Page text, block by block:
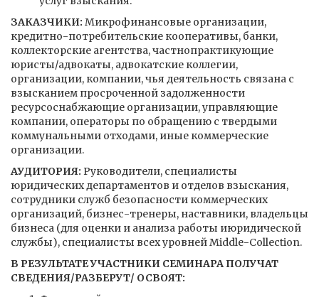
ЗАКАЗЧИКИ: Микрофинансовые организации,
кредитно-потребительские кооперативы, банки,
коллекторские агентства, частнопрактикующие
юристы/адвокаты, адвокатские коллегии,
организации, компании, чья деятельность связана с
взысканием просроченной задолженности
ресурсоснабжающие организации, управляющие
компании, операторы по обращению с твердыми
коммунальными отходами, иные коммерческие
организации.
АУДИТОРИЯ: Руководители, специалисты
юридических департаментов и отделов взыскания,
сотрудники служб безопасности коммерческих
организаций, бизнес-тренеры, наставники, владельцы
бизнеса (для оценки и анализа работы июридической
службы), специалисты всех уровней Middle-Collection.
В РЕЗУЛЬТАТЕ УЧАСТНИКИ СЕМИНАРА ПОЛУЧАТ
СВЕДЕНИЯ/РАЗБЕРУТ/ ОСВОЯТ: